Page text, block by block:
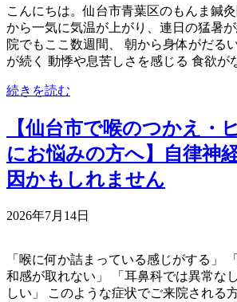
こんにちは。仙台市青葉区のもんま鍼
から一気に気温が上がり、連日の猛暑
院でもここ数週間、 朝から身体がだる
が続く 動悸や息苦しさを感じる 食欲
続きを読む
【仙台市で喉のつかえ・
にお悩みの方へ】自律神
因かもしれません
2026年7月14日
「喉に何か詰まっている感じがする」
和感が取れない」 「耳鼻科では異常な
しい」 このような症状でご来院される